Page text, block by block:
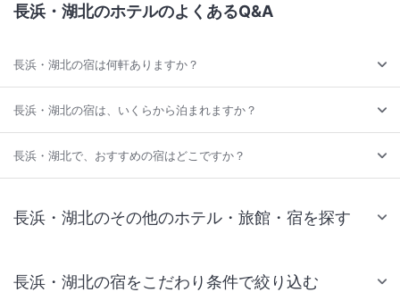
長浜・湖北のホテルのよくあるQ&A
長浜・湖北の宿は何軒ありますか？
長浜・湖北の宿は、いくらから泊まれますか？
長浜・湖北で、おすすめの宿はどこですか？
長浜・湖北のその他のホテル・旅館・宿を探す
長浜・湖北の宿をこだわり条件で絞り込む